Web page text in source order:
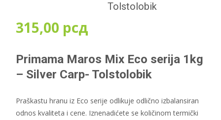
Tolstolobik
315,00 рсд
Primama Maros Mix Eco serija 1kg
– Silver Carp- Tolstolobik
Praškastu hranu iz Eco serije odlikuje odlično izbalansiran
odnos kvaliteta i cene. Iznenadićete se količinom termički